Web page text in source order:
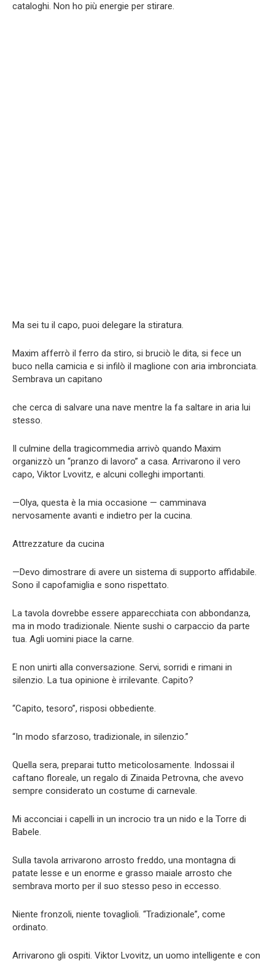
cataloghi. Non ho più energie per stirare.
Ma sei tu il capo, puoi delegare la stiratura.
Maxim afferrò il ferro da stiro, si bruciò le dita, si fece un
buco nella camicia e si infilò il maglione con aria imbronciata.
Sembrava un capitano
che cerca di salvare una nave mentre la fa saltare in aria lui
stesso.
Il culmine della tragicommedia arrivò quando Maxim
organizzò un “pranzo di lavoro” a casa. Arrivarono il vero
capo, Viktor Lvovitz, e alcuni colleghi importanti.
—Olya, questa è la mia occasione — camminava
nervosamente avanti e indietro per la cucina.
Attrezzature da cucina
—Devo dimostrare di avere un sistema di supporto affidabile.
Sono il capofamiglia e sono rispettato.
La tavola dovrebbe essere apparecchiata con abbondanza,
ma in modo tradizionale. Niente sushi o carpaccio da parte
tua. Agli uomini piace la carne.
E non unirti alla conversazione. Servi, sorridi e rimani in
silenzio. La tua opinione è irrilevante. Capito?
“Capito, tesoro”, risposi obbediente.
“In modo sfarzoso, tradizionale, in silenzio.”
Quella sera, preparai tutto meticolosamente. Indossai il
caftano floreale, un regalo di Zinaida Petrovna, che avevo
sempre considerato un costume di carnevale.
Mi acconciai i capelli in un incrocio tra un nido e la Torre di
Babele.
Sulla tavola arrivarono arrosto freddo, una montagna di
patate lesse e un enorme e grasso maiale arrosto che
sembrava morto per il suo stesso peso in eccesso.
Niente fronzoli, niente tovaglioli. “Tradizionale”, come
ordinato.
Arrivarono gli ospiti. Viktor Lvovitz, un uomo intelligente e con